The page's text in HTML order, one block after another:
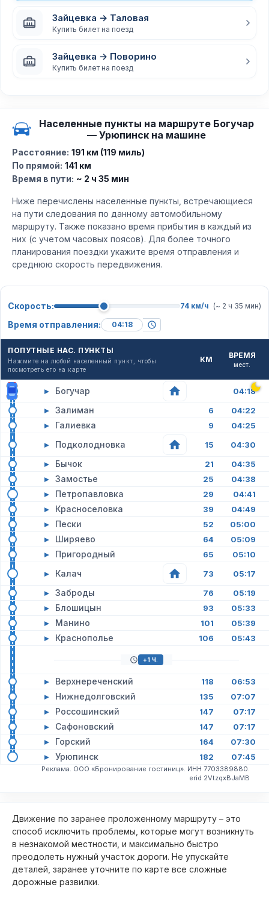
Зайцевка → Таловая
Купить билет на поезд
Зайцевка → Поворино
Купить билет на поезд
Населенные пункты на маршруте Богучар
— Урюпинск на машине
Расстояние: 191 км (119 миль)
По прямой: 141 км
Время в пути: ~ 2 ч 35 мин
Ниже перечислены населенные пункты, встречающиеся
на пути следования по данному автомобильному
маршруту. Также показано время прибытия в каждый из
них (с учетом часовых поясов). Для более точного
планирования поездки укажите время отправления и
среднюю скорость передвижения.
Скорость: 74 км/ч (~ 2 ч 35 мин)
Время отправления:
ПОПУТНЫЕ НАС. ПУНКТЫ
Нажмите на любой населенный пункт, чтобы
посмотреть его на карте
КМ ВРЕМЯ
мест.
▸ Богучар 04:18
▸ Залиман 6 04:22
▸ Галиевка 9 04:25
▸ Подколодновка 15 04:30
▸ Бычок 21 04:35
▸ Замостье 25 04:38
▸ Петропавловка 29 04:41
▸ Красноселовка 39 04:49
▸ Пески 52 05:00
▸ Ширяево 64 05:09
▸ Пригородный 65 05:10
▸ Калач 73 05:17
▸ Заброды 76 05:19
▸ Блошицын 93 05:33
▸ Манино 101 05:39
▸ Краснополье 106 05:43
+1 Ч.
▸ Верхнереченский 118 06:53
▸ Нижнедолговский 135 07:07
▸ Россошинский 147 07:17
▸ Сафоновский 147 07:17
▸ Горский 164 07:30
▸ Урюпинск 182 07:45
Реклама. ООО «Бронирование гостиниц». ИНН 7703389880.
erid 2VtzqxBJaMB
Движение по заранее проложенному маршруту – это
способ исключить проблемы, которые могут возникнуть
в незнакомой местности, и максимально быстро
преодолеть нужный участок дороги. Не упускайте
деталей, заранее уточните по карте все сложные
дорожные развилки.